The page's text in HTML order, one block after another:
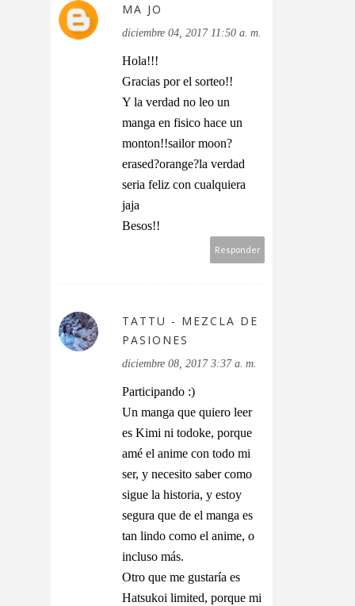
MA JO
diciembre 04, 2017 11:50 a. m.
Hola!!!
Gracias por el sorteo!!
Y la verdad no leo un
manga en fisico hace un
monton!!sailor moon?
erased?orange?la verdad
seria feliz con cualquiera
jaja
Besos!!
Responder
TATTU - MEZCLA DE
PASIONES
diciembre 08, 2017 3:37 a. m.
Participando :)
Un manga que quiero leer
es Kimi ni todoke, porque
amé el anime con todo mi
ser, y necesito saber como
sigue la historia, y estoy
segura que de el manga es
tan lindo como el anime, o
incluso más.
Otro que me gustaría es
Hatsukoi limited, porque mi